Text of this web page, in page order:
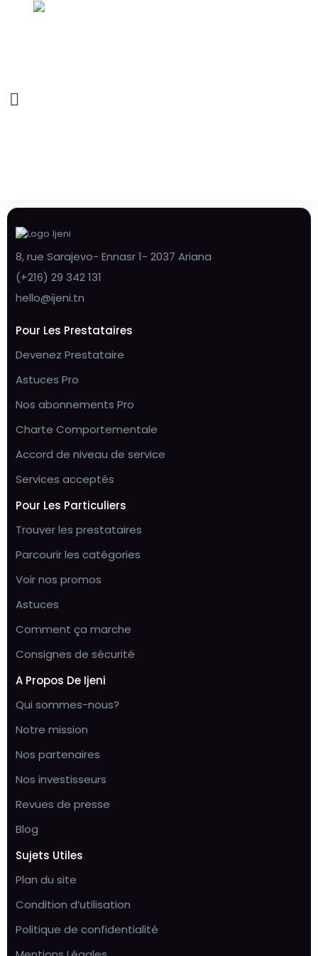
8, rue Sarajevo- Ennasr 1- 2037 Ariana
(+216) 29 342 131
hello@ijeni.tn
Pour Les Prestataires
Devenez Prestataire
Astuces Pro
Nos abonnements Pro
Charte Comportementale
Accord de niveau de service
Services acceptés
Pour Les Particuliers
Trouver les prestataires
Parcourir les catégories
Voir nos promos
Astuces
Comment ça marche
Consignes de sécurité
A Propos De Ijeni
Qui sommes-nous?
Notre mission
Nos partenaires
Nos investisseurs
Revues de presse
Blog
Sujets Utiles
Plan du site
Condition d’utilisation
Politique de confidentialité